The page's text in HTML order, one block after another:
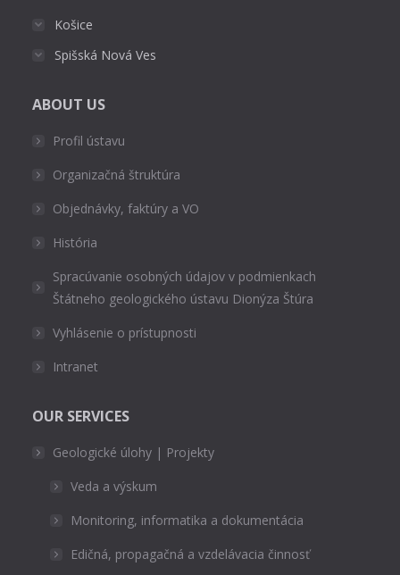
Košice
Spišská Nová Ves
ABOUT US
Profil ústavu
Organizačná štruktúra
Objednávky, faktúry a VO
História
Spracúvanie osobných údajov v podmienkach
Štátneho geologického ústavu Dionýza Štúra
Vyhlásenie o prístupnosti
Intranet
OUR SERVICES
Geologické úlohy | Projekty
Veda a výskum
Monitoring, informatika a dokumentácia
Edičná, propagačná a vzdelávacia činnosť